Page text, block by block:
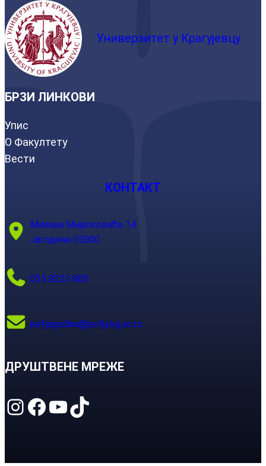
Универзитет у Крагујевцу
БРЗИ ЛИНКОВИ
Упис
О Факултету
Вести
КОНТАКТ
Милана Мијалковића 14
Јагодина 35000
035 8223 805
pefjagodina@pefja.kg.ac.rs
ДРУШТВЕНЕ МРЕЖЕ
Instagram Facebook YouTube TikTok